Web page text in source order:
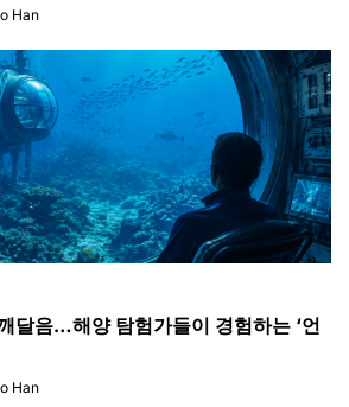
Han
달음…해양 탐험가들이 경험하는 ‘언
Han